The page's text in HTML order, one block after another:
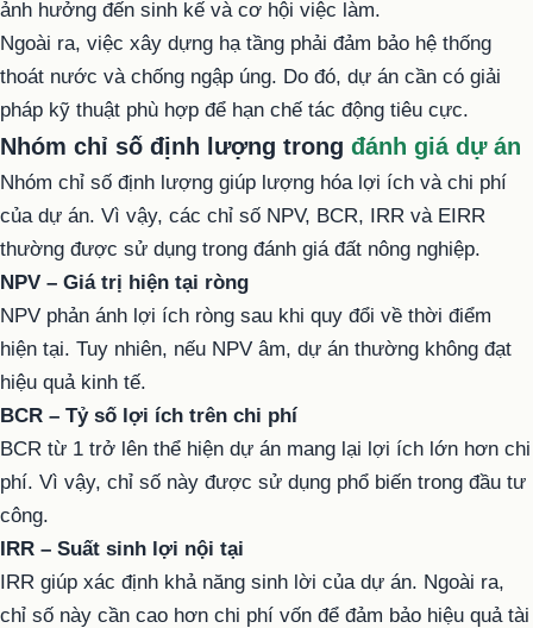
ảnh hưởng đến sinh kế và cơ hội việc làm.
Ngoài ra, việc xây dựng hạ tầng phải đảm bảo hệ thống
thoát nước và chống ngập úng. Do đó, dự án cần có giải
pháp kỹ thuật phù hợp để hạn chế tác động tiêu cực.
Nhóm chỉ số định lượng trong đánh giá dự án
Nhóm chỉ số định lượng giúp lượng hóa lợi ích và chi phí
của dự án. Vì vậy, các chỉ số NPV, BCR, IRR và EIRR
thường được sử dụng trong đánh giá đất nông nghiệp.
NPV – Giá trị hiện tại ròng
NPV phản ánh lợi ích ròng sau khi quy đổi về thời điểm
hiện tại. Tuy nhiên, nếu NPV âm, dự án thường không đạt
hiệu quả kinh tế.
BCR – Tỷ số lợi ích trên chi phí
BCR từ 1 trở lên thể hiện dự án mang lại lợi ích lớn hơn chi
phí. Vì vậy, chỉ số này được sử dụng phổ biến trong đầu tư
công.
IRR – Suất sinh lợi nội tại
IRR giúp xác định khả năng sinh lời của dự án. Ngoài ra,
chỉ số này cần cao hơn chi phí vốn để đảm bảo hiệu quả tài